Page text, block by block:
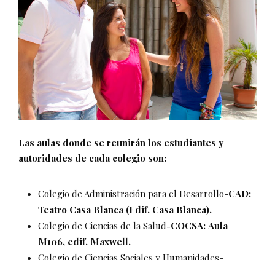
Las aulas donde se reunirán los estudiantes y
autoridades de cada colegio son:
Colegio de Administración para el Desarrollo-CAD:
Teatro Casa Blanca (Edif. Casa Blanca).
Colegio de Ciencias de la Salud-COCSA: Aula
M106, edif. Maxwell.